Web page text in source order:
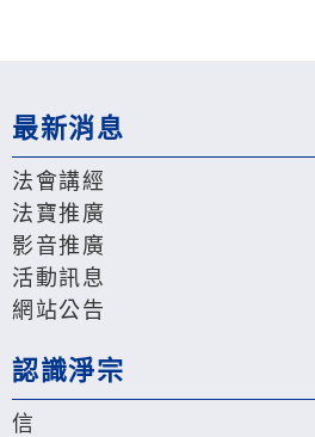
最新消息
法會講經
法寶推廣
影音推廣
活動訊息
網站公告
認識淨宗
信